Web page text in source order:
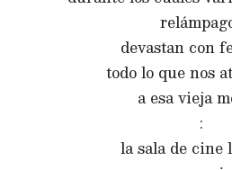
devastan con
todo lo que nos
a esa vieja
:
la sala de cine